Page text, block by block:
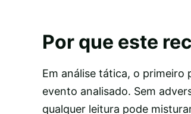
Por que este
Em análise tática, o
evento analisado. Sem
qualquer leitura pode